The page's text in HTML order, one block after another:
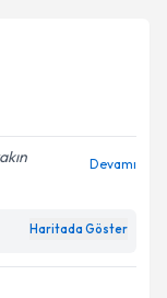
Devamı
Haritada Göster